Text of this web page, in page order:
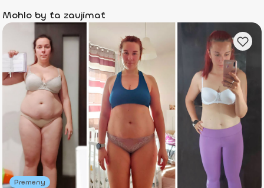
Mohlo by ťa zaujímať
Premeny